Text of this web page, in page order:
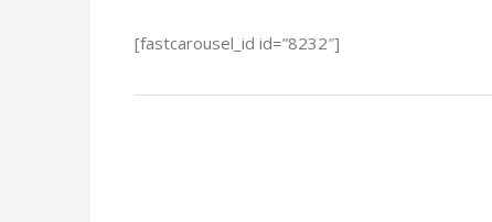
[fastcarousel_id id=”8232″]